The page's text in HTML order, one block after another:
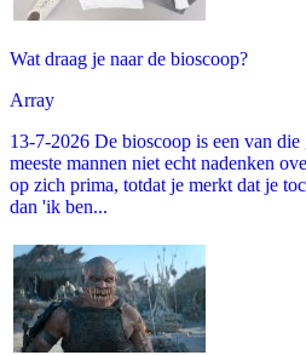
Wat draag je naar de bioscoop?
Array
13-7-2026 De bioscoop is een van
meeste mannen niet echt nadenken
op zich prima, totdat je merkt dat je
dan 'ik ben...